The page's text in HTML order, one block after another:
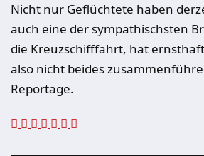
Nicht nur Geflüchtete haben
auch eine der sympathischsten
die Kreuzschifffahrt, hat
also nicht beides
Reportage.